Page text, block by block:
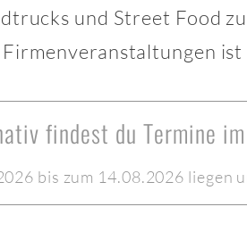
und Street Food
ist
findest du Termine
bis zum 14.08.2026 liegen